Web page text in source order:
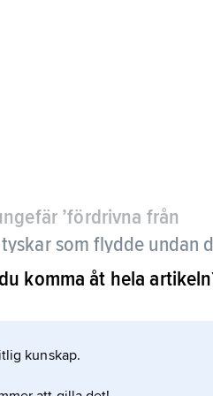
’fördrivna från
som flydde undan
från bl.a.
och instifta en särskild
komma åt hela
kunskap.